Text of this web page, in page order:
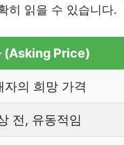
히 읽을 수 있습니다.
(Asking Price)
자의 희망 가격
전, 유동적임